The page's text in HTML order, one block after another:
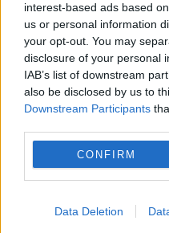
interest-based ads based
us or personal information
your opt-out. You may
disclosure of your personal
IAB’s list of downstream
also be disclosed by us to
Downstream Participants
CONFIRM
Data Deletion
PSD cere activarea
de urgență